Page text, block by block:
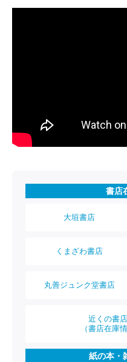
書店
大垣書店
くまざわ書店
丸善ジュンク堂書店
近くの書
（書店在庫
紙の本・